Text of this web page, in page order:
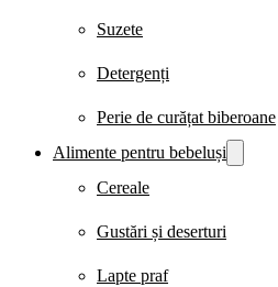
Suzete
Detergenți
Perie de curățat biberoane
Alimente pentru bebeluși
Cereale
Gustări și deserturi
Lapte praf